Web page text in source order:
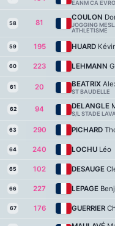
EANM CA
58 81
COULON
JOGGING
ATHLETISME
59 195 HUARD
60 223 LEHMANN
61 20 BEATRIX
ST BAUDELLE
62 94 DELANGLE
S/L STADE
63 290 PICHARD
64 240 LOCHU Léo
65 102 DESAUGE
66 227 LEPAGE
67 176 GUERRIER